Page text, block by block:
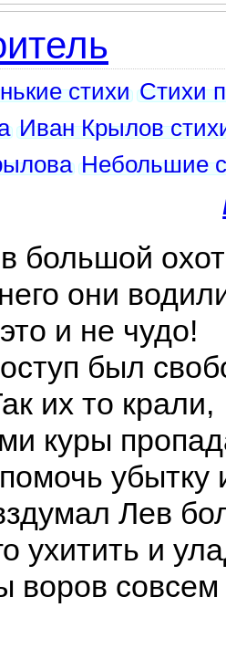
стихи Стихи
Иван Крылов
Небольшие
большой
они
не чудо!
был
крали,
убытку
Лев
и
совсем